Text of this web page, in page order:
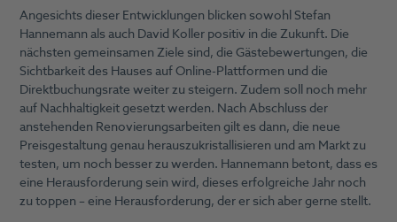
Angesichts dieser Entwicklungen blicken sowohl Stefan
Hannemann als auch David Koller positiv in die Zukunft. Die
nächsten gemeinsamen Ziele sind, die Gästebewertungen, die
Sichtbarkeit des Hauses auf Online-Plattformen und die
Direktbuchungsrate weiter zu steigern. Zudem soll noch mehr
auf Nachhaltigkeit gesetzt werden. Nach Abschluss der
anstehenden Renovierungsarbeiten gilt es dann, die neue
Preisgestaltung genau herauszukristallisieren und am Markt zu
testen, um noch besser zu werden. Hannemann betont, dass es
eine Herausforderung sein wird, dieses erfolgreiche Jahr noch
zu toppen – eine Herausforderung, der er sich aber gerne stellt.